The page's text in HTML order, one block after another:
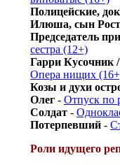
Полицейские,
Илюша, сын
Председатель
сестра (12+)
Гарри Кусочник
Опера нищих
Козы и духи
Олег - Отпуск по
Солдат -
Потерпевший -
Роли идущего